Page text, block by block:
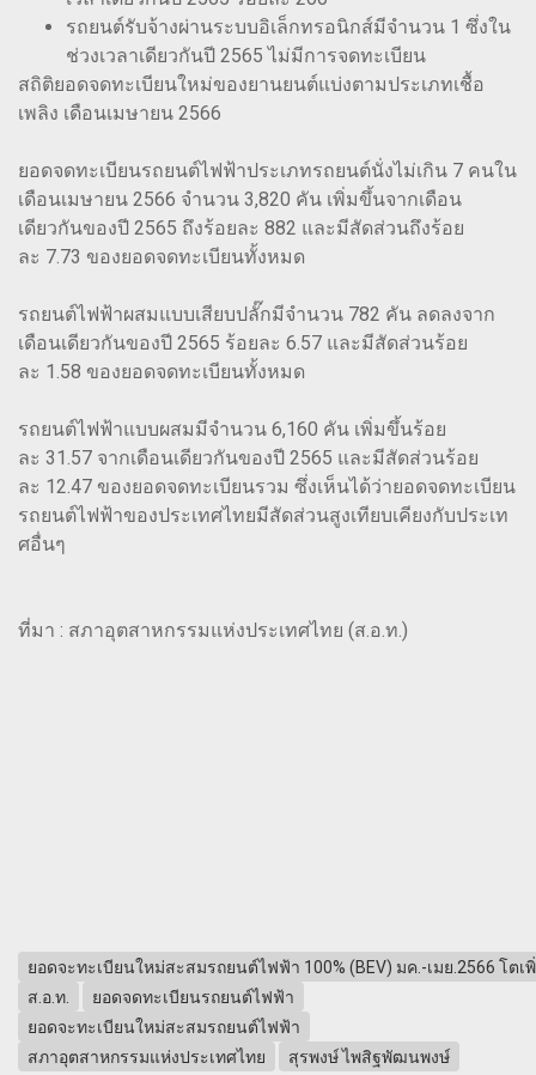
รถยนต์รับจ้างผ่านระบบอิเล็กทรอนิกส์มีจำนวน 1 ซึ่งใน
ช่วงเวลาเดียวกันปี 2565 ไม่มีการจดทะเบียน
สถิติยอดจดทะเบียนใหม่ของยานยนต์แบ่งตามประเภทเชื้อ
เพลิง เดือนเมษายน 2566
ยอดจดทะเบียนรถยนต์ไฟฟ้าประเภทรถยนต์นั่งไม่เกิน 7 คนใน
เดือนเมษายน 2566 จำนวน 3,820 คัน เพิ่มขึ้นจากเดือน
เดียวกันของปี 2565 ถึงร้อยละ 882 และมีสัดส่วนถึงร้อย
ละ 7.73 ของยอดจดทะเบียนทั้งหมด
รถยนต์ไฟฟ้าผสมแบบเสียบปลั๊กมีจำนวน 782 คัน ลดลงจาก
เดือนเดียวกันของปี 2565 ร้อยละ 6.57 และมีสัดส่วนร้อย
ละ 1.58 ของยอดจดทะเบียนทั้งหมด
รถยนต์ไฟฟ้าแบบผสมมีจำนวน 6,160 คัน เพิ่มขึ้นร้อย
ละ 31.57 จากเดือนเดียวกันของปี 2565 และมีสัดส่วนร้อย
ละ 12.47 ของยอดจดทะเบียนรวม ซึ่งเห็นได้ว่ายอดจดทะเบียน
รถยนต์ไฟฟ้าของประเทศไทยมีสัดส่วนสูงเทียบเคียงกับประเท
ศอื่นๆ
ที่มา : สภาอุตสาหกรรมแห่งประเทศไทย (ส.อ.ท.)
ยอดจะทะเบียนใหม่สะสมรถยนต์ไฟฟ้า 100% (BEV) มค.-เมย.2566 โตเ
ส.อ.ท.
ยอดจดทะเบียนรถยนต์ไฟฟ้า
ยอดจะทะเบียนใหม่สะสมรถยนต์ไฟฟ้า
สภาอุตสาหกรรมแห่งประเทศไทย
สุรพงษ์ ไพสิฐพัฒนพงษ์